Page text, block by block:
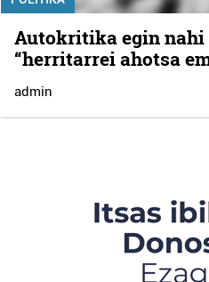
Autokritika egin nahi
“herritarrei ahotsa
admin